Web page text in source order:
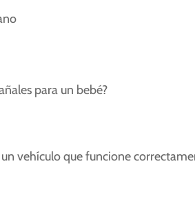
para un bebé?
un vehículo que funcione